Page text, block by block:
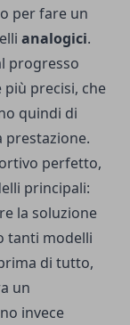
per fare un
analogici.
progresso
precisi, che
quindi di
prestazione.
perfetto,
principali:
la soluzione
tanti modelli
di tutto,
un
invece